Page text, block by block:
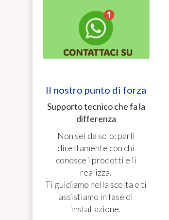
Showers
with Pause
and Valves
Included
€ 860,00
Il nostro punto di forza
Supporto tecnico che fa la
differenza
Non sei da solo: parli
direttamente con chi
conosce i prodotti e li
realizza.
Ti guidiamo nella scelta e ti
assistiamo in fase di
installazione.